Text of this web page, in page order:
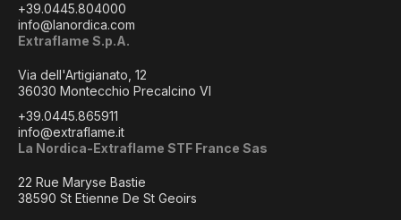
+39.0445.804000
info@lanordica.com
Extraflame S.p.A.
Via dell'Artigianato, 12
36030 Montecchio Precalcino VI
+39.0445.865911
info@extraflame.it
La Nordica-Extraflame STF France Sas
22 Rue Maryse Bastie
38590 St Etienne De St Geoirs